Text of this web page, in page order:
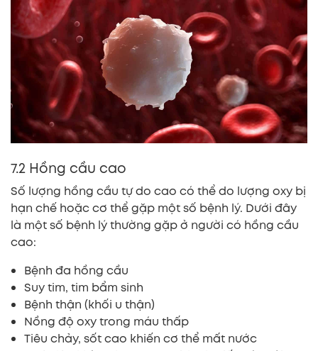
7.2 Hồng cầu cao
Số lượng hồng cầu tự do cao có thể do lượng oxy bị
hạn chế hoặc cơ thể gặp một số bệnh lý. Dưới đây
là một số bệnh lý thường gặp ở người có hồng cầu
cao:
Bệnh đa hồng cầu
Suy tim, tim bẩm sinh
Bệnh thận (khối u thận)
Nồng độ oxy trong máu thấp
Tiêu chảy, sốt cao khiến cơ thể mất nước